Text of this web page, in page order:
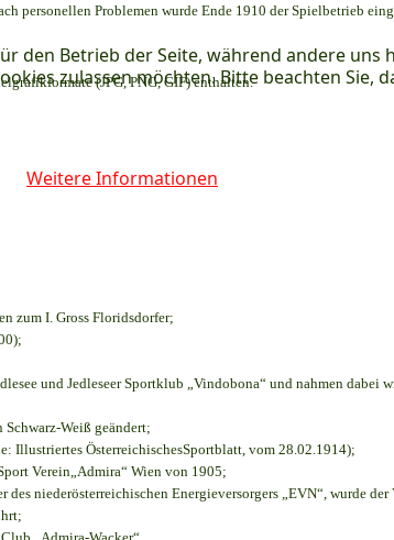
den Betrieb der Seite, während andere
zulassen möchten. Bitte beachten
Weitere Informationen
personellen Problemen wurde Ende 1910 der Spielbetrieb
(JPG, PNG, GIF) enthalten.
zum I. Gross Floridsdorfer;
und Jedleseer Sportklub „Vindobona“ und nahmen dabei
Weiß geändert;
Illustriertes ÖsterreichischesSportblatt, vom 28.02.1914);
Verein„Admira“ Wien von 1905;
niederösterreichischen Energieversorgers „EVN“, wurde